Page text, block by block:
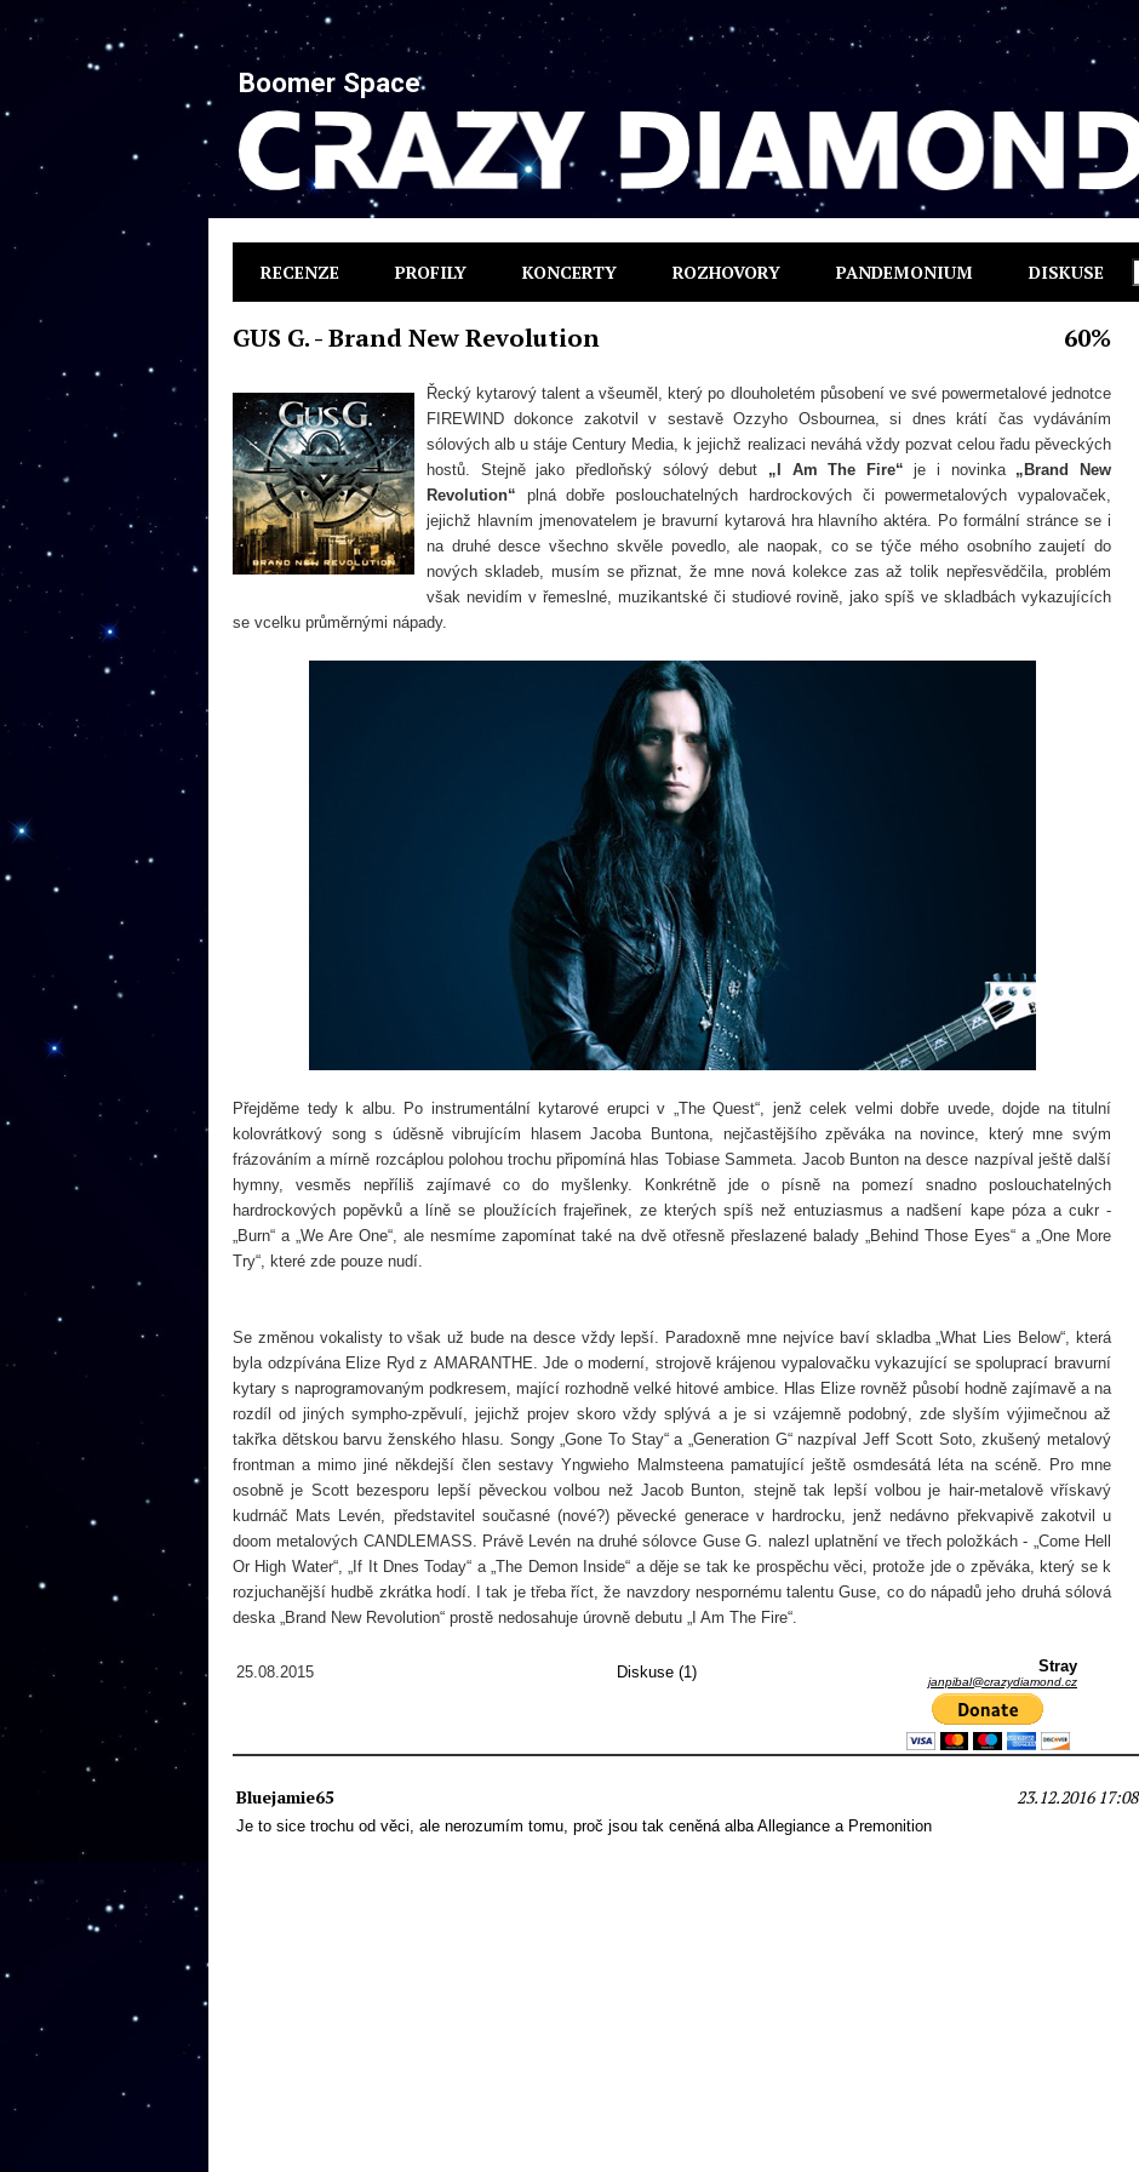
Boomer Space
RECENZE PROFILY KONCERTY ROZHOVORY PANDEMONIUM DISKUSE
GUS G. - Brand New Revolution 60%
Řecký kytarový talent a všeuměl, který po dlouholetém působení ve své powermetalové jednotce
FIREWIND dokonce zakotvil v sestavě Ozzyho Osbournea, si dnes krátí čas vydáváním
sólových alb u stáje Century Media, k jejichž realizaci neváhá vždy pozvat celou řadu pěveckých
hostů. Stejně jako předloňský sólový debut „I Am The Fire“ je i novinka „Brand New
Revolution“ plná dobře poslouchatelných hardrockových či powermetalových vypalovaček,
jejichž hlavním jmenovatelem je bravurní kytarová hra hlavního aktéra. Po formální stránce se i
na druhé desce všechno skvěle povedlo, ale naopak, co se týče mého osobního zaujetí do
nových skladeb, musím se přiznat, že mne nová kolekce zas až tolik nepřesvědčila, problém
však nevidím v řemeslné, muzikantské či studiové rovině, jako spíš ve skladbách vykazujících
se vcelku průměrnými nápady.
Přejděme tedy k albu. Po instrumentální kytarové erupci v „The Quest“, jenž celek velmi dobře uvede, dojde na titulní
kolovrátkový song s úděsně vibrujícím hlasem Jacoba Buntona, nejčastějšího zpěváka na novince, který mne svým
frázováním a mírně rozcáplou polohou trochu připomíná hlas Tobiase Sammeta. Jacob Bunton na desce nazpíval ještě další
hymny, vesměs nepříliš zajímavé co do myšlenky. Konkrétně jde o písně na pomezí snadno poslouchatelných
hardrockových popěvků a líně se ploužících frajeřinek, ze kterých spíš než entuziasmus a nadšení kape póza a cukr -
„Burn“ a „We Are One“, ale nesmíme zapomínat také na dvě otřesně přeslazené balady „Behind Those Eyes“ a „One More
Try“, které zde pouze nudí.
Se změnou vokalisty to však už bude na desce vždy lepší. Paradoxně mne nejvíce baví skladba „What Lies Below“, která
byla odzpívána Elize Ryd z AMARANTHE. Jde o moderní, strojově krájenou vypalovačku vykazující se spoluprací bravurní
kytary s naprogramovaným podkresem, mající rozhodně velké hitové ambice. Hlas Elize rovněž působí hodně zajímavě a na
rozdíl od jiných sympho-zpěvulí, jejichž projev skoro vždy splývá a je si vzájemně podobný, zde slyším výjimečnou až
takřka dětskou barvu ženského hlasu. Songy „Gone To Stay“ a „Generation G“ nazpíval Jeff Scott Soto, zkušený metalový
frontman a mimo jiné někdejší člen sestavy Yngwieho Malmsteena pamatující ještě osmdesátá léta na scéně. Pro mne
osobně je Scott bezesporu lepší pěveckou volbou než Jacob Bunton, stejně tak lepší volbou je hair-metalově vřískavý
kudrnáč Mats Levén, představitel současné (nové?) pěvecké generace v hardrocku, jenž nedávno překvapivě zakotvil u
doom metalových CANDLEMASS. Právě Levén na druhé sólovce Guse G. nalezl uplatnění ve třech položkách - „Come Hell
Or High Water“, „If It Dnes Today“ a „The Demon Inside“ a děje se tak ke prospěchu věci, protože jde o zpěváka, který se k
rozjuchanější hudbě zkrátka hodí. I tak je třeba říct, že navzdory nespornému talentu Guse, co do nápadů jeho druhá sólová
deska „Brand New Revolution“ prostě nedosahuje úrovně debutu „I Am The Fire“.
25.08.2015 Diskuse (1) Stray
janpibal@crazydiamond.cz
Bluejamie65 23.12.2016 17:08
Je to sice trochu od věci, ale nerozumím tomu, proč jsou tak ceněná alba Allegiance a Premonition